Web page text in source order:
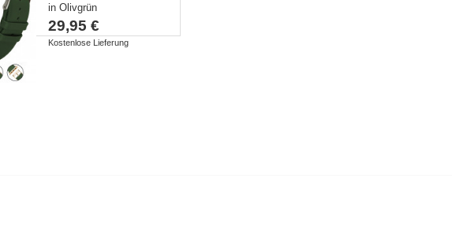
in Olivgrün
29,95 €
Kostenlose Lieferung